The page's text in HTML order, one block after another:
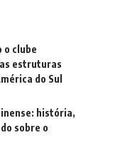
o clube
estruturas
do Sul
história,
sobre o